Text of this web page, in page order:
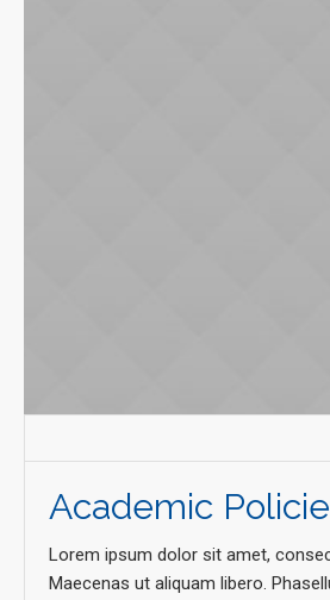
Academic
Lorem ipsum dolor sit amet,
Maecenas ut aliquam libero.